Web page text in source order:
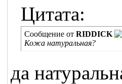
Цитата:
Сообщение от RIDDICK
Кожа натуральная?
да